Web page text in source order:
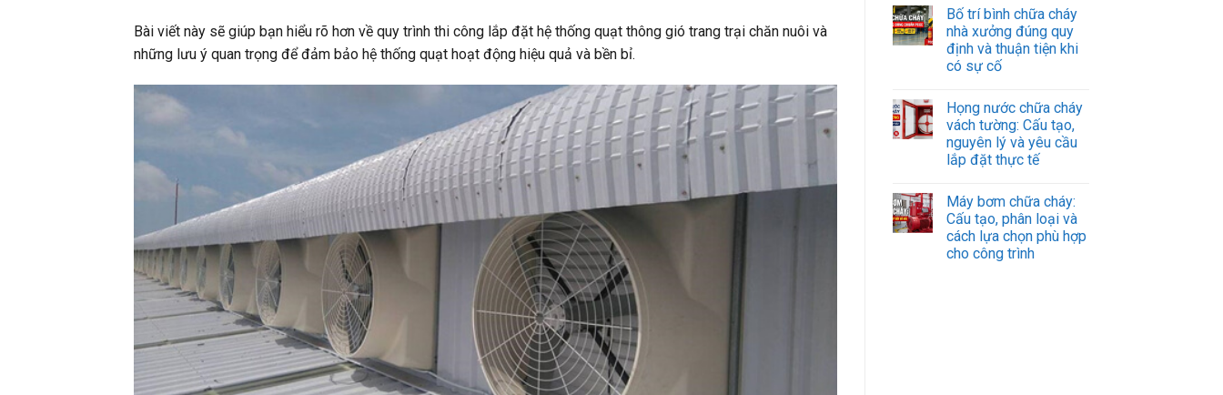
Bài viết này sẽ giúp bạn hiểu rõ hơn về quy trình thi công lắp đặt hệ thống quạt thông gió trang trại chăn nuôi và
những lưu ý quan trọng để đảm bảo hệ thống quạt hoạt động hiệu quả và bền bỉ.
Bố trí bình chữa cháy
nhà xưởng đúng quy
định và thuận tiện khi
có sự cố
Họng nước chữa cháy
vách tường: Cấu tạo,
nguyên lý và yêu cầu
lắp đặt thực tế
Máy bơm chữa cháy:
Cấu tạo, phân loại và
cách lựa chọn phù hợp
cho công trình